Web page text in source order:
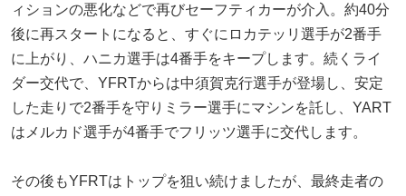
ィションの悪化などで再びセーフティカーが介入。約40分
後に再スタートになると、すぐにロカテッリ選手が2番手
に上がり、ハニカ選手は4番手をキープします。続くライ
ダー交代で、YFRTからは中須賀克行選手が登場し、安定
した走りで2番手を守りミラー選手にマシンを託し、YART
はメルカド選手が4番手でフリッツ選手に交代します。
その後もYFRTはトップを狙い続けましたが、最終走者の